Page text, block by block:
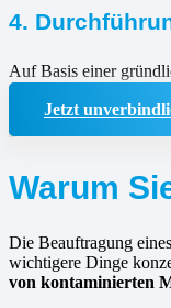
4.
Auf Basis einer
Jetzt
Warum
Die Beauftragung eines
wichtigere Dinge
von kontaminierten